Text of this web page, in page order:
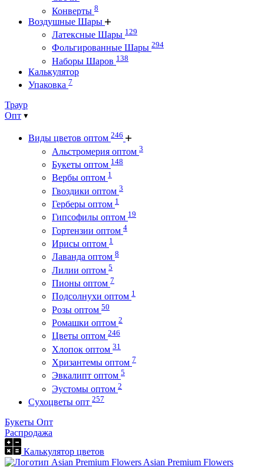
Конверты 8
Воздушные Шары
Латексные Шары 129
Фольгированные Шары 294
Наборы Шаров 138
Калькулятор
Упаковка 7
Траур
Опт
Виды цветов оптом 246
Альстромерия оптом 3
Букеты оптом 148
Вербы оптом 1
Гвоздики оптом 3
Герберы оптом 1
Гипсофилы оптом 19
Гортензии оптом 4
Ирисы оптом 1
Лаванда оптом 8
Лилии оптом 5
Пионы оптом 7
Подсолнухи оптом 1
Розы оптом 50
Ромашки оптом 2
Цветы оптом 246
Хлопок оптом 31
Хризантемы оптом 7
Эвкалипт оптом 5
Эустомы оптом 2
Сухоцветы опт 257
Букеты Опт
Распродажа
Калькулятор цветов
Asian Premium Flowers